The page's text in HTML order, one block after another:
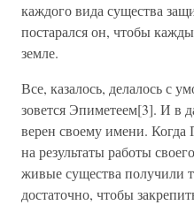
каждого вида существа
постарался он, чтобы
земле.
Все, казалось, делалось с
зовется Эпиметеем[3]. И в
верен своему имени.
на результаты работы
живые существа получили
достаточно, чтобы